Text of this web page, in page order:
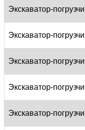
Экскаватор-
Экскаватор-
Экскаватор-
Экскаватор-
Экскаватор-